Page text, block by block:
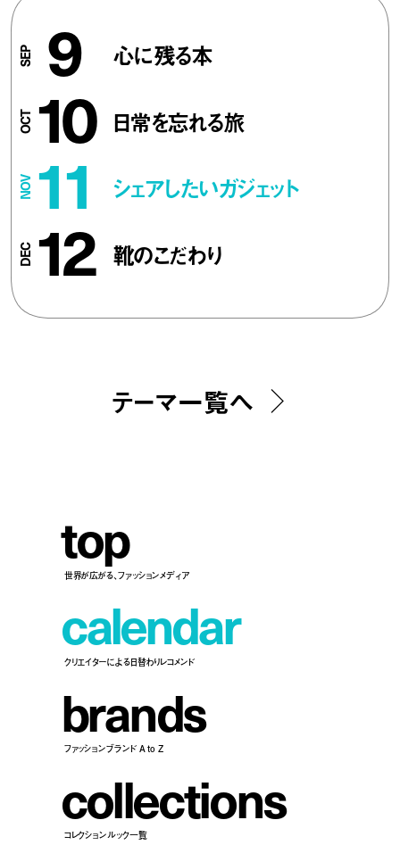
9 心に残る本
10 日常を忘れる旅
11 シェアしたいガジェット
12 靴のこだわり
テーマ一覧へ
top
世界が広がる、ファッションメディア
calendar
クリエイターによる日替わりレコメンド
brands
ファッションブランド A to Z
collections
コレクションルック一覧